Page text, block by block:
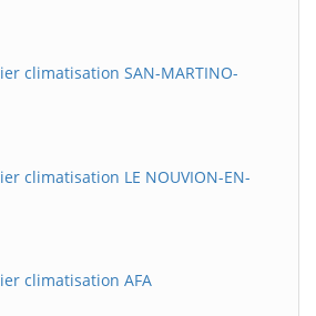
climatisation SAN-MARTINO-
climatisation LE NOUVION-EN-
climatisation AFA